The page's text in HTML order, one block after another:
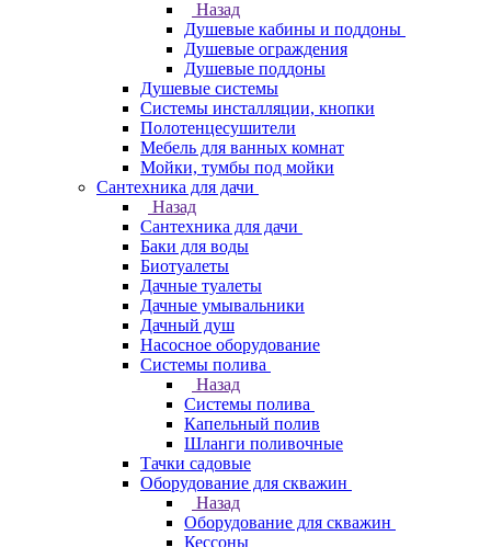
Назад
Душевые кабины и поддоны
Душевые ограждения
Душевые поддоны
Душевые системы
Системы инсталляции, кнопки
Полотенцесушители
Мебель для ванных комнат
Мойки, тумбы под мойки
Сантехника для дачи
Назад
Сантехника для дачи
Баки для воды
Биотуалеты
Дачные туалеты
Дачные умывальники
Дачный душ
Насосное оборудование
Системы полива
Назад
Системы полива
Капельный полив
Шланги поливочные
Тачки садовые
Оборудование для скважин
Назад
Оборудование для скважин
Кессоны